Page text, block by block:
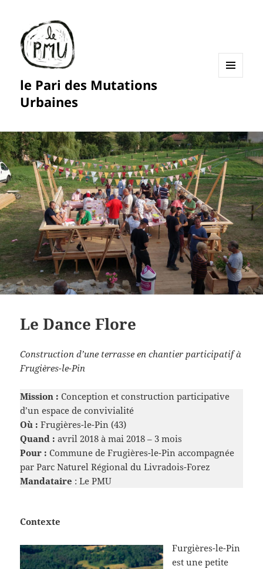
le Pari des Mutations
Urbaines
Le Dance Flore
Construction d’une terrasse en chantier participatif à
Frugières-le-Pin
Mission : Conception et construction participative
d’un espace de convivialité
Où : Frugières-le-Pin (43)
Quand : avril 2018 à mai 2018 – 3 mois
Pour : Commune de Frugières-le-Pin accompagnée
par Parc Naturel Régional du Livradois-Forez
Mandataire : Le PMU
Contexte
Furgières-le-Pin
est une petite